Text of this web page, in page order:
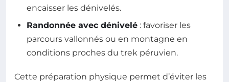
encaisser les dénivelés.
Randonnée avec dénivelé : favoriser les
parcours vallonnés ou en montagne en
conditions proches du trek péruvien.
Cette préparation physique permet d’éviter les